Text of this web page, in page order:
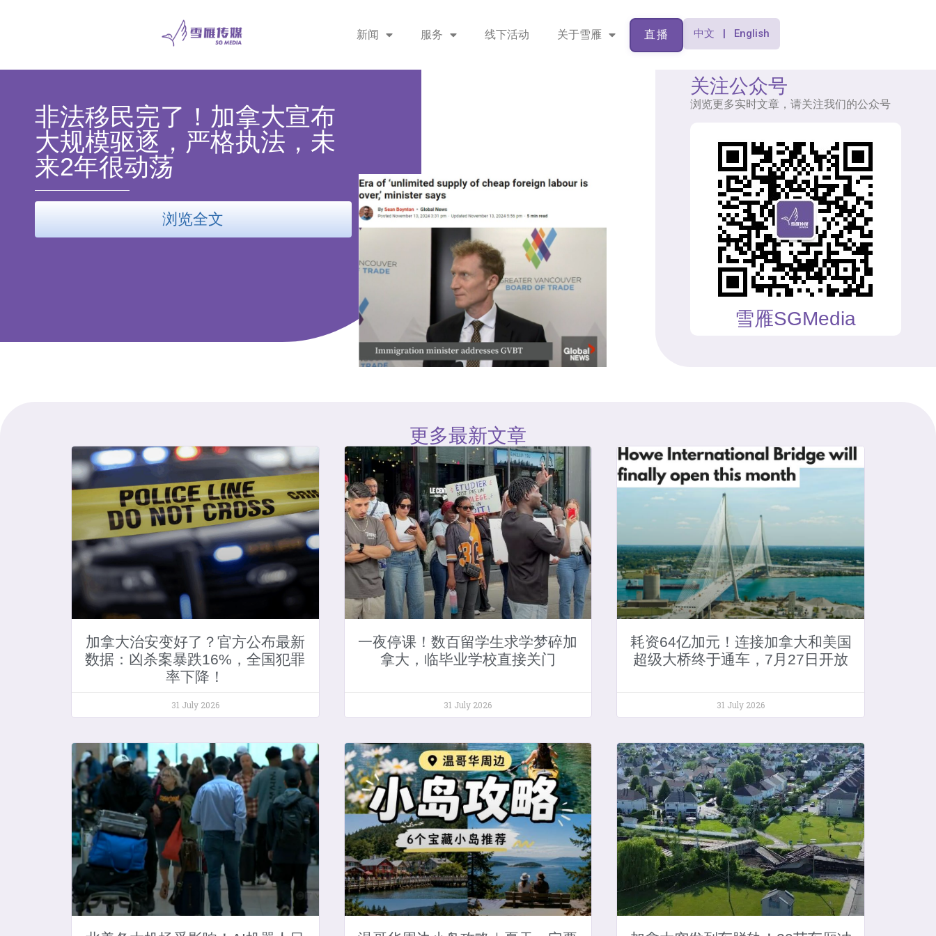
新闻 服务 线下活动 关于雪雁 直播 中文 | English
非法移民完了！加拿大宣布
大规模驱逐，严格执法，未
来2年很动荡
浏览全文
关注公众号
浏览更多实时文章，请关注我们的公众号
雪雁SGMedia
更多最新文章
加拿大治安变好了？官方公布最新
数据：凶杀案暴跌16%，全国犯罪
率下降！
31 July 2026
一夜停课！数百留学生求学梦碎加
拿大，临毕业学校直接关门
31 July 2026
耗资64亿加元！连接加拿大和美国
超级大桥终于通车，7月27日开放
31 July 2026